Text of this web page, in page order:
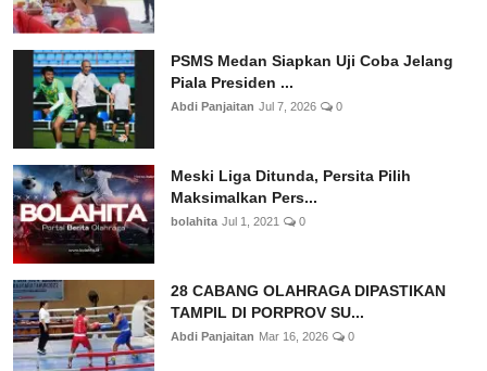
PSMS Medan Siapkan Uji Coba Jelang
Piala Presiden ...
Abdi Panjaitan Jul 7, 2026 0
Meski Liga Ditunda, Persita Pilih
Maksimalkan Pers...
bolahita Jul 1, 2021 0
28 CABANG OLAHRAGA DIPASTIKAN
TAMPIL DI PORPROV SU...
Abdi Panjaitan Mar 16, 2026 0